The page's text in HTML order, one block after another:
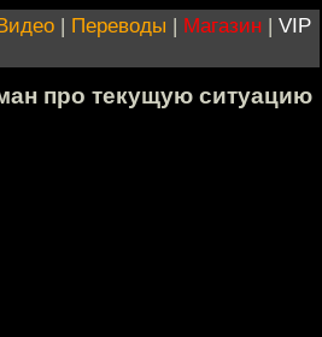
| Переводы | Магазин | VIP
про текущую ситуацию